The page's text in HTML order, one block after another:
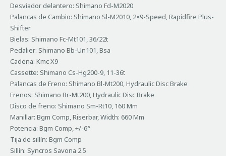
Desviador delantero: Shimano Fd-M2020
Palancas de Cambio: Shimano Sl-M2010, 2×9-Speed, Rapidfire Plus-
Shifter
Bielas: Shimano Fc-Mt101, 36/22t
Pedalier: Shimano Bb-Un101, Bsa
Cadena: Kmc X9
Cassette: Shimano Cs-Hg200-9, 11-36t
Palancas de Freno: Shimano Bl-Mt200, Hydraulic Disc Brake
Frenos: Shimano Br-Mt200, Hydraulic Disc Brake
Disco de freno: Shimano Sm-Rt10, 160 Mm
Manillar: Bgm Comp, Riserbar, Width: 660 Mm
Potencia: Bgm Comp, +/-6°
Tija de sillín: Bgm Comp
Sillín: Syncros Savona 2.5